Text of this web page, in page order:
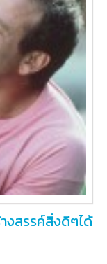
งสรรค์สิ่งดีๆได้